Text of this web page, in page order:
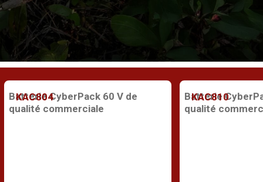
KAC804
Batterie CyberPack 60 V de
qualité commerciale
KAC810
Batterie
qualité